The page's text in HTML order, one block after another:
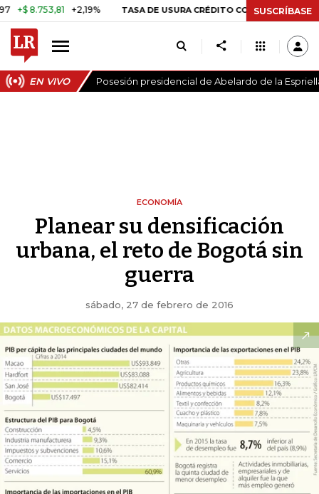
+2,19% TASA DE USURA CRÉDITO CONSUMO 29,66%
SUSCRÍBASE
EN VIVO Posesión presidencial de Abelardo de la
ECONOMÍA
Planear su densificación
urbana, el reto de Bogotá sin
guerra
sábado, 27 de febrero de 2016